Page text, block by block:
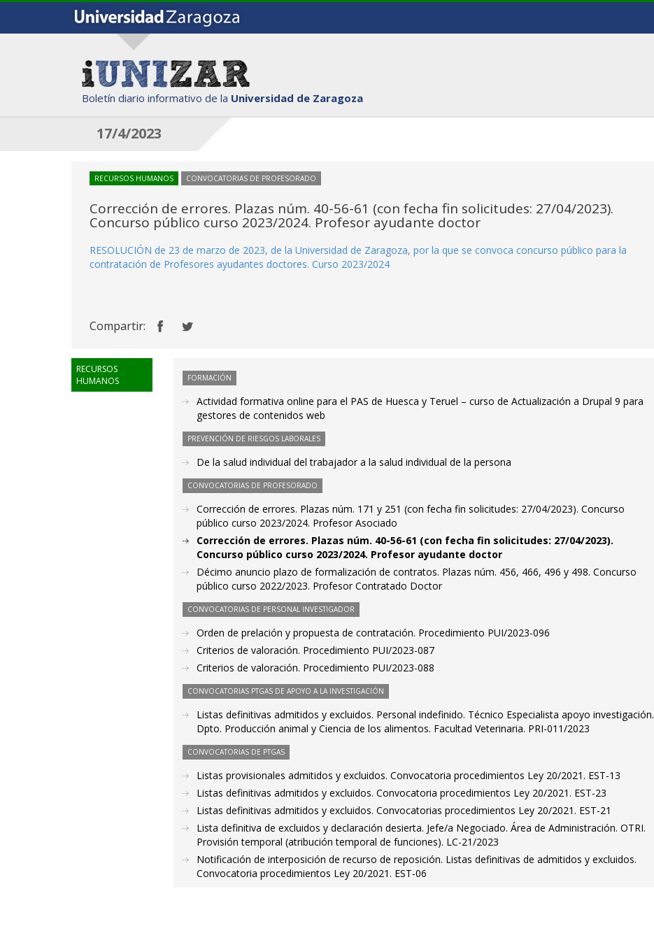
Boletín diario informativo de la Universidad de Zaragoza
17/4/2023
RECURSOS HUMANOS CONVOCATORIAS DE PROFESORADO
Corrección de errores. Plazas núm. 40-56-61 (con fecha fin solicitudes: 27/04/2023).
Concurso público curso 2023/2024. Profesor ayudante doctor
RESOLUCIÓN de 23 de marzo de 2023, de la Universidad de Zaragoza, por la que se convoca concurso público para la
contratación de Profesores ayudantes doctores. Curso 2023/2024
Compartir:
RECURSOS
HUMANOS
FORMACIÓN
Actividad formativa online para el PAS de Huesca y Teruel – curso de Actualización a Drupal 9 para
gestores de contenidos web
PREVENCIÓN DE RIESGOS LABORALES
De la salud individual del trabajador a la salud individual de la persona
CONVOCATORIAS DE PROFESORADO
Corrección de errores. Plazas núm. 171 y 251 (con fecha fin solicitudes: 27/04/2023). Concurso
público curso 2023/2024. Profesor Asociado
Corrección de errores. Plazas núm. 40-56-61 (con fecha fin solicitudes: 27/04/2023).
Concurso público curso 2023/2024. Profesor ayudante doctor
Décimo anuncio plazo de formalización de contratos. Plazas núm. 456, 466, 496 y 498. Concurso
público curso 2022/2023. Profesor Contratado Doctor
CONVOCATORIAS DE PERSONAL INVESTIGADOR
Orden de prelación y propuesta de contratación. Procedimiento PUI/2023-096
Criterios de valoración. Procedimiento PUI/2023-087
Criterios de valoración. Procedimiento PUI/2023-088
CONVOCATORIAS PTGAS DE APOYO A LA INVESTIGACIÓN
Listas definitivas admitidos y excluidos. Personal indefinido. Técnico Especialista apoyo investigación.
Dpto. Producción animal y Ciencia de los alimentos. Facultad Veterinaria. PRI-011/2023
CONVOCATORIAS DE PTGAS
Listas provisionales admitidos y excluidos. Convocatoria procedimientos Ley 20/2021. EST-13
Listas definitivas admitidos y excluidos. Convocatoria procedimientos Ley 20/2021. EST-23
Listas definitivas admitidos y excluidos. Convocatorias procedimientos Ley 20/2021. EST-21
Lista definitiva de excluidos y declaración desierta. Jefe/a Negociado. Área de Administración. OTRI.
Provisión temporal (atribución temporal de funciones). LC-21/2023
Notificación de interposición de recurso de reposición. Listas definitivas de admitidos y excluidos.
Convocatoria procedimientos Ley 20/2021. EST-06